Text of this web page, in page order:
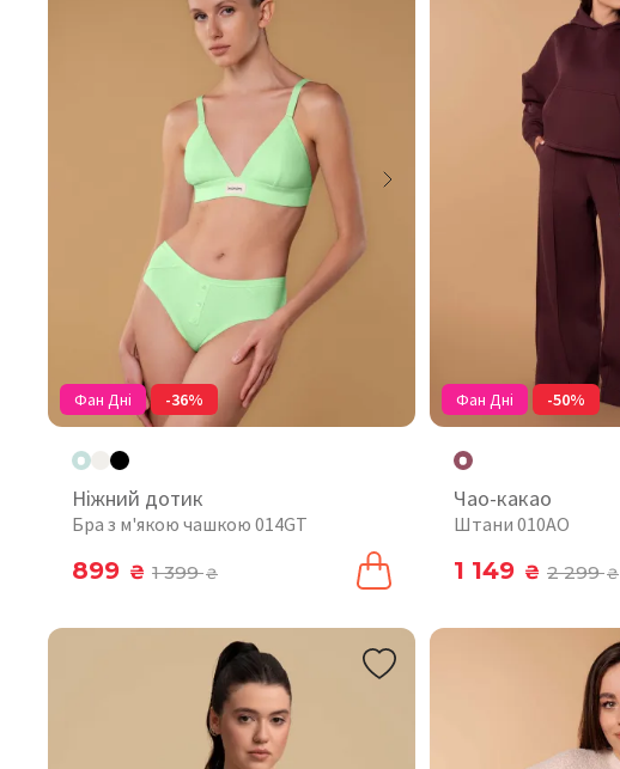
Фан Дні -36%
Ніжний дотик
Бра з м'якою чашкою 014GT
899 ₴ 1 399₴
Фан Дні -50%
Чао-какао
Штани 010AO
1 149 ₴ 2 299₴